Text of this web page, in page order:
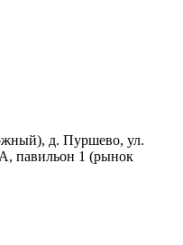
д. Пуршево, ул.
павильон 1 (рынок